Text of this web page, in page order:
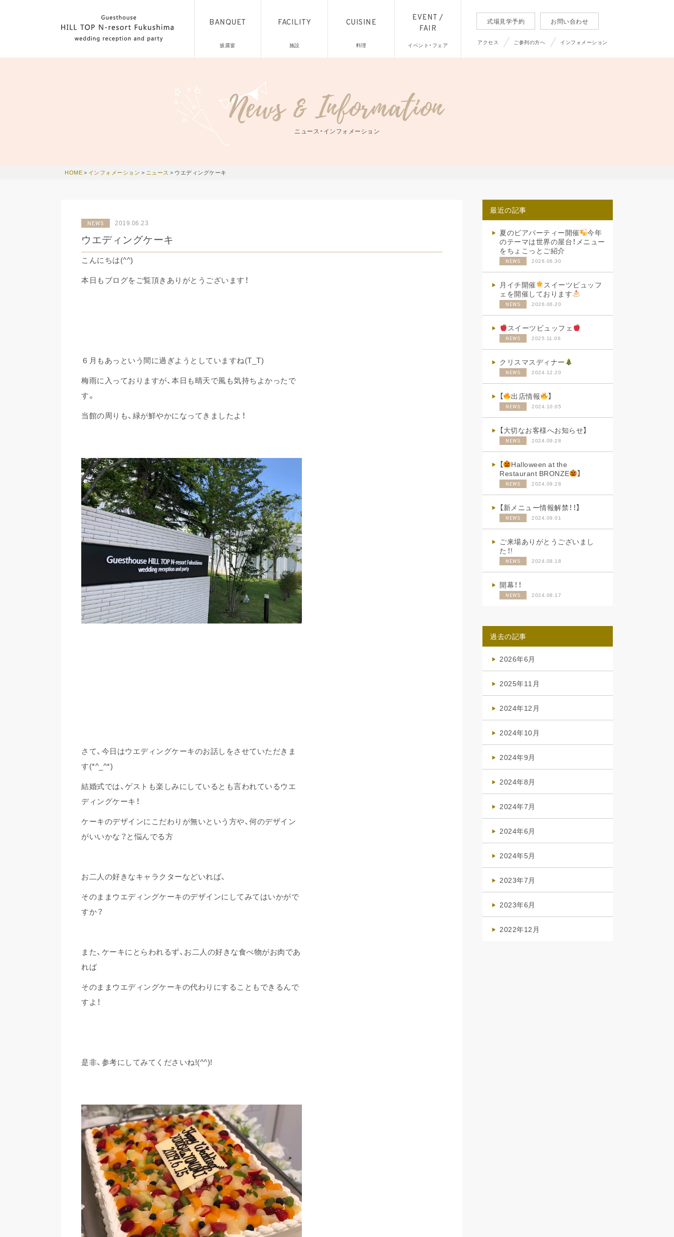
BANQUET
披露宴
FACILITY
施設
CUISINE
料理
EVENT /
FAIR
イベント・フェア
式場見学予約 お問い合わせ
アクセス ご参列の方へ インフォメーション
ニュース・インフォメーション
HOME> インフォメーション > ニュース > ウエディングケーキ
NEWS 2019.06.23
ウエディングケーキ
こんにちは(^^)
本日もブログをご覧頂きありがとうございます！
６月もあっという間に過ぎようとしていますね(T_T)
梅雨に入っておりますが、本日も晴天で風も気持ちよかったで
す。
当館の周りも、緑が鮮やかになってきましたよ！
さて、今日はウエディングケーキのお話しをさせていただきま
す(*^_^*)
結婚式では、ゲストも楽しみにしているとも言われているウエ
ディングケーキ！
ケーキのデザインにこだわりが無いという方や、何のデザイン
がいいかな？と悩んでる方
お二人の好きなキャラクターなどいれば、
そのままウエディングケーキのデザインにしてみてはいかがで
すか？
また、ケーキにとらわれるず、お二人の好きな食べ物がお肉であ
れば
そのままウエディングケーキの代わりにすることもできるんで
すよ！
是非、参考にしてみてくださいね!(^^)!
最近の記事
夏のビアパーティー開催
今年
のテーマは世界の屋台！メニュー
をちょこっとご紹介
NEWS 2026.06.30
月イチ開催
スイーツビュッフ
ェを開催しております
NEWS 2026.06.20
スイーツビュッフェ
NEWS 2025.11.06
クリスマスディナー
NEWS 2024.12.20
【 出店情報 】
NEWS 2024.10.05
【大切なお客様へお知らせ】
NEWS 2024.09.28
【
Halloween at the
Restaurant BRONZE
】
NEWS 2024.09.28
【新メニュー情報解禁！！】
NEWS 2024.09.01
ご来場ありがとうございまし
た！!
NEWS 2024.08.18
開幕！！
NEWS 2024.08.17
過去の記事
2026年6月
2025年11月
2024年12月
2024年10月
2024年9月
2024年8月
2024年7月
2024年6月
2024年5月
2023年7月
2023年6月
2022年12月